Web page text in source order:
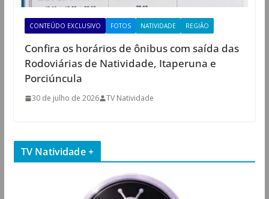
CONTEÚDO EXCLUSIVO FOTOS NATIVIDADE REGIÃO
Confira os horários de ônibus com saída das
Rodoviárias de Natividade, Itaperuna e
Porciúncula
30 de julho de 2026 TV Natividade
TV Natividade +